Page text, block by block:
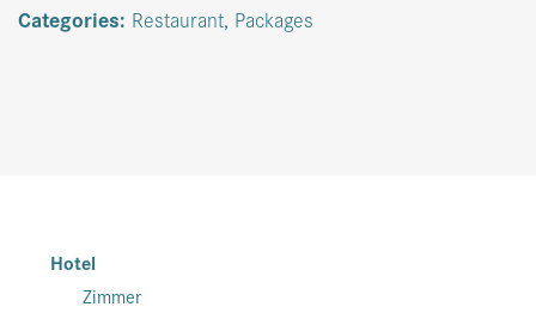
Categories: Restaurant, Packages
Hotel
Zimmer